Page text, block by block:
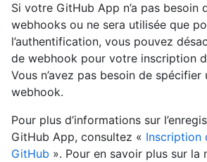
Si votre GitHub App n’a pas besoin
webhooks ou ne sera utilisée que
l’authentification, vous pouvez
de webhook pour votre inscription
Vous n’avez pas besoin de spécifier
webhook.
Pour plus d’informations sur
GitHub App, consultez « Inscription
GitHub ». Pour en savoir plus sur la